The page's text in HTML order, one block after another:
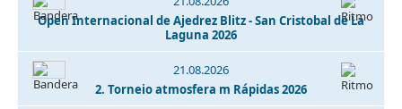
Open Internacional de Ajedrez Blitz - San Cristobal de La
Laguna 2026
21.08.2026
2. Torneio atmosfera m Rápidas 2026